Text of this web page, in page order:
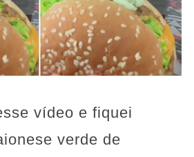
vídeo e fiquei
verde de